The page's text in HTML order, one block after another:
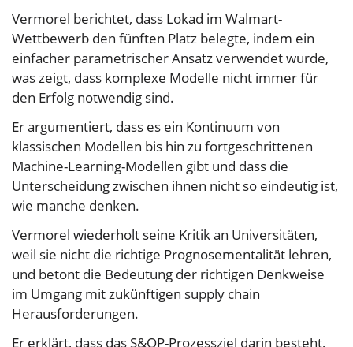
Vermorel berichtet, dass Lokad im Walmart-
Wettbewerb den fünften Platz belegte, indem ein
einfacher parametrischer Ansatz verwendet wurde,
was zeigt, dass komplexe Modelle nicht immer für
den Erfolg notwendig sind.
Er argumentiert, dass es ein Kontinuum von
klassischen Modellen bis hin zu fortgeschrittenen
Machine-Learning-Modellen gibt und dass die
Unterscheidung zwischen ihnen nicht so eindeutig ist,
wie manche denken.
Vermorel wiederholt seine Kritik an Universitäten,
weil sie nicht die richtige Prognosementalität lehren,
und betont die Bedeutung der richtigen Denkweise
im Umgang mit zukünftigen supply chain
Herausforderungen.
Er erklärt, dass das S&OP-Prozessziel darin besteht,